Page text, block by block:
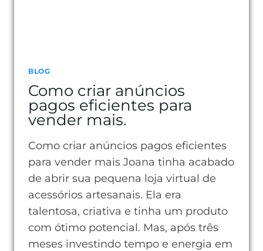
BLOG
Como criar anúncios
pagos eficientes para
vender mais.
Como criar anúncios pagos eficientes
para vender mais Joana tinha acabado
de abrir sua pequena loja virtual de
acessórios artesanais. Ela era
talentosa, criativa e tinha um produto
com ótimo potencial. Mas, após três
meses investindo tempo e energia em